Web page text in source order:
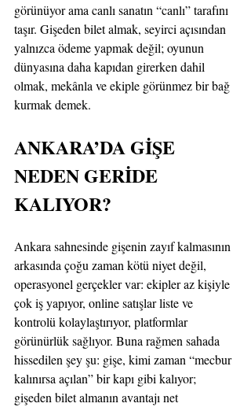
görünüyor ama canlı sanatın “canlı” tarafını
taşır. Gişeden bilet almak, seyirci açısından
yalnızca ödeme yapmak değil; oyunun
dünyasına daha kapıdan girerken dahil
olmak, mekânla ve ekiple görünmez bir bağ
kurmak demek.
ANKARA’DA GİŞE
NEDEN GERİDE
KALIYOR?
Ankara sahnesinde gişenin zayıf kalmasının
arkasında çoğu zaman kötü niyet değil,
operasyonel gerçekler var: ekipler az kişiyle
çok iş yapıyor, online satışlar liste ve
kontrolü kolaylaştırıyor, platformlar
görünürlük sağlıyor. Buna rağmen sahada
hissedilen şey şu: gişe, kimi zaman “mecbur
kalınırsa açılan” bir kapı gibi kalıyor;
gişeden bilet almanın avantajı net